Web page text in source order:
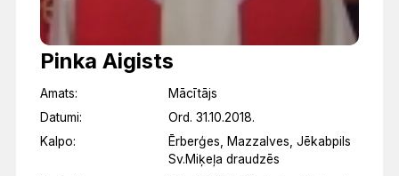
Pinka Aigists
Amats:
Mācītājs
Datumi:
Ord. 31.10.2018.
Kalpo:
Ērberģes, Mazzalves, Jēkabpils
Sv.Miķeļa draudzēs